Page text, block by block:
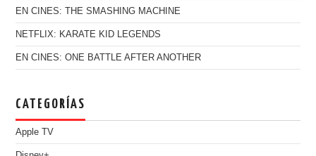
EN CINES: THE SMASHING MACHINE
NETFLIX: KARATE KID LEGENDS
EN CINES: ONE BATTLE AFTER ANOTHER
CATEGORÍAS
Apple TV